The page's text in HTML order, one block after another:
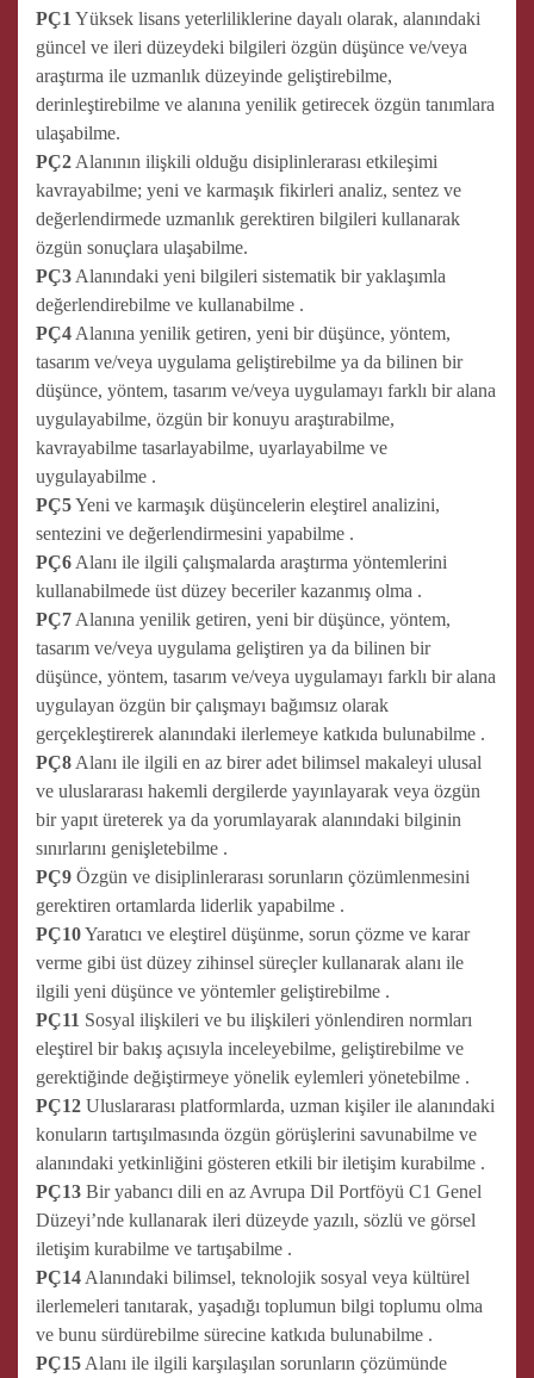
PÇ1 Yüksek lisans yeterliliklerine dayalı olarak, alanındaki
güncel ve ileri düzeydeki bilgileri özgün düşünce ve/veya
araştırma ile uzmanlık düzeyinde geliştirebilme,
derinleştirebilme ve alanına yenilik getirecek özgün tanımlara
ulaşabilme.
PÇ2 Alanının ilişkili olduğu disiplinlerarası etkileşimi
kavrayabilme; yeni ve karmaşık fikirleri analiz, sentez ve
değerlendirmede uzmanlık gerektiren bilgileri kullanarak
özgün sonuçlara ulaşabilme.
PÇ3 Alanındaki yeni bilgileri sistematik bir yaklaşımla
değerlendirebilme ve kullanabilme .
PÇ4 Alanına yenilik getiren, yeni bir düşünce, yöntem,
tasarım ve/veya uygulama geliştirebilme ya da bilinen bir
düşünce, yöntem, tasarım ve/veya uygulamayı farklı bir alana
uygulayabilme, özgün bir konuyu araştırabilme,
kavrayabilme tasarlayabilme, uyarlayabilme ve
uygulayabilme .
PÇ5Yeni ve karmaşık düşüncelerin eleştirel analizini,
sentezini ve değerlendirmesini yapabilme .
PÇ6 Alanı ile ilgili çalışmalarda araştırma yöntemlerini
kullanabilmede üst düzey beceriler kazanmış olma .
PÇ7 Alanına yenilik getiren, yeni bir düşünce, yöntem,
tasarım ve/veya uygulama geliştiren ya da bilinen bir
düşünce, yöntem, tasarım ve/veya uygulamayı farklı bir alana
uygulayan özgün bir çalışmayı bağımsız olarak
gerçekleştirerek alanındaki ilerlemeye katkıda bulunabilme .
PÇ8 Alanı ile ilgili en az birer adet bilimsel makaleyi ulusal
ve uluslararası hakemli dergilerde yayınlayarak veya özgün
bir yapıt üreterek ya da yorumlayarak alanındaki bilginin
sınırlarını genişletebilme .
PÇ9 Özgün ve disiplinlerarası sorunların çözümlenmesini
gerektiren ortamlarda liderlik yapabilme .
PÇ10Yaratıcı ve eleştirel düşünme, sorun çözme ve karar
verme gibi üst düzey zihinsel süreçler kullanarak alanı ile
ilgili yeni düşünce ve yöntemler geliştirebilme .
PÇ11 Sosyal ilişkileri ve bu ilişkileri yönlendiren normları
eleştirel bir bakış açısıyla inceleyebilme, geliştirebilme ve
gerektiğinde değiştirmeye yönelik eylemleri yönetebilme .
PÇ12 Uluslararası platformlarda, uzman kişiler ile alanındaki
konuların tartışılmasında özgün görüşlerini savunabilme ve
alanındaki yetkinliğini gösteren etkili bir iletişim kurabilme .
PÇ13 Bir yabancı dili en az Avrupa Dil Portföyü C1 Genel
Düzeyi’nde kullanarak ileri düzeyde yazılı, sözlü ve görsel
iletişim kurabilme ve tartışabilme .
PÇ14 Alanındaki bilimsel, teknolojik sosyal veya kültürel
ilerlemeleri tanıtarak, yaşadığı toplumun bilgi toplumu olma
ve bunu sürdürebilme sürecine katkıda bulunabilme .
PÇ15 Alanı ile ilgili karşılaşılan sorunların çözümünde